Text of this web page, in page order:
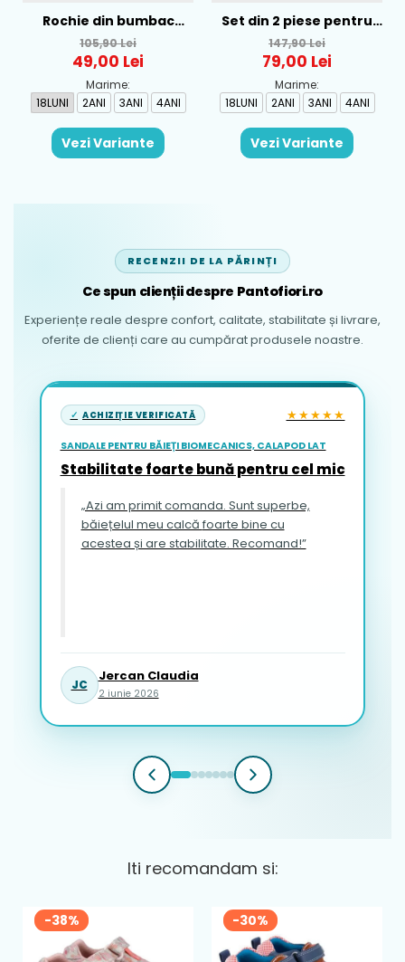
Rochie din bumbac
pentru fete Mayoral,
Rosu - 1930-069
105,90 Lei
49,00 Lei
Marime:
18LUNI
2ANI 3ANI 4ANI
Vezi Variante
Set din 2 piese pentru
baieti Mayoral, Alb-
Albastru - 1665-31
147,90 Lei
79,00 Lei
Marime:
18LUNI
2ANI 3ANI 4ANI
Vezi Variante
RECENZII DE LA PĂRINȚI
Ce spun clienții despre Pantofiori.ro
Experiențe reale despre confort, calitate, stabilitate și livrare,
oferite de clienți care au cumpărat produsele noastre.
ACHIZIȚIE VERIFICATĂ ★★★★★
SANDALE PENTRU BĂIEȚI BIOMECANICS, CALAPOD LAT
Stabilitate foarte bună pentru cel mic
„Azi am primit comanda. Sunt superbe,
băiețelul meu calcă foarte bine cu
acestea și are stabilitate. Recomand!”
JC
Jercan Claudia
2 iunie 2026
Iti recomandam si:
-38% -30%